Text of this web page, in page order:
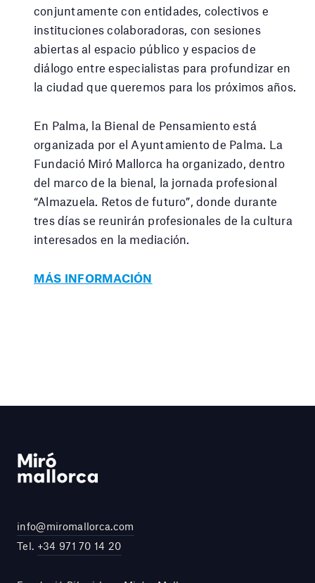
conjuntamente con entidades, colectivos e
instituciones colaboradoras, con sesiones
abiertas al espacio público y espacios de
diálogo entre especialistas para profundizar en
la ciudad que queremos para los próximos años.
En Palma, la Bienal de Pensamiento está
organizada por el Ayuntamiento de Palma. La
Fundació Miró Mallorca ha organizado, dentro
del marco de la bienal, la jornada profesional
“Almazuela. Retos de futuro”, donde durante
tres días se reunirán profesionales de la cultura
interesados en la mediación.
MÁS INFORMACIÓN
info@miromallorca.com
Tel. +34 971 70 14 20